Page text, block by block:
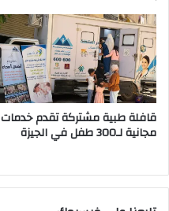
قافلة طبية مشتركة تقدم خدمات
مجانية لـ300 طفل في الجيزة